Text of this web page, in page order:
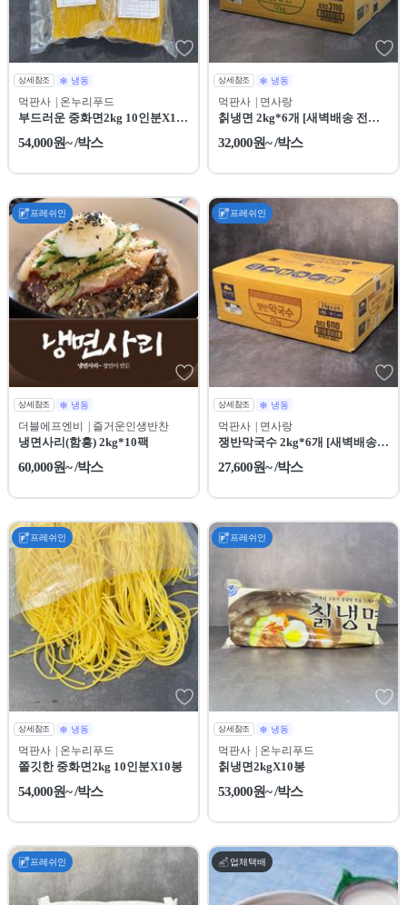
상세참조 냉동
먹판사 | 온누리푸드
부드러운 중화면2kg 10인분X10
봉
54,000원~ /박스
상세참조 냉동
먹판사 | 면사랑
칡냉면 2kg*6개 [새벽배송 전용
상품]
32,000원~ /박스
프레쉬인
상세참조 냉동
더블에프엔비 | 즐거운인생반찬
냉면사리(함흥) 2kg*10팩
60,000원~ /박스
프레쉬인
상세참조 냉동
먹판사 | 면사랑
쟁반막국수 2kg*6개 [새벽배송
전용상품]
27,600원~ /박스
프레쉬인
상세참조 냉동
먹판사 | 온누리푸드
쫄깃한 중화면2kg 10인분X10봉
54,000원~ /박스
프레쉬인
상세참조 냉동
먹판사 | 온누리푸드
칡냉면2kgX10봉
53,000원~ /박스
프레쉬인 업체택배